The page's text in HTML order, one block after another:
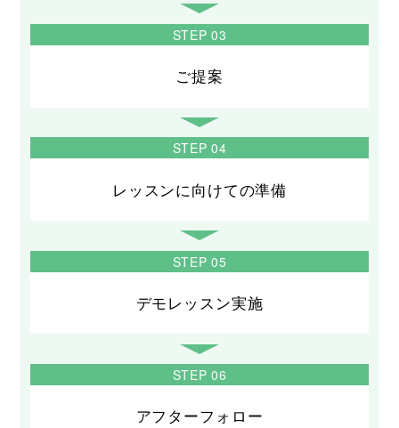
STEP 03
ご提案
STEP 04
レッスンに向けての準備
STEP 05
デモレッスン実施
STEP 06
アフターフォロー